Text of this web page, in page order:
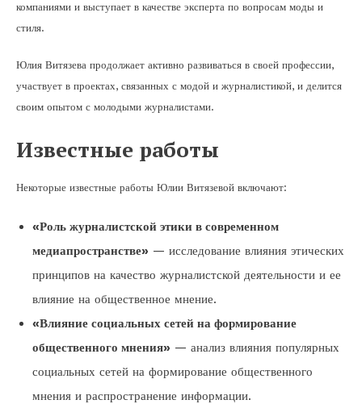
компаниями и выступает в качестве эксперта по вопросам моды и
стиля.
Юлия Витязева продолжает активно развиваться в своей профессии,
участвует в проектах, связанных с модой и журналистикой, и делится
своим опытом с молодыми журналистами.
Известные работы
Некоторые известные работы Юлии Витязевой включают:
«Роль журналистской этики в современном
медиапространстве» — исследование влияния этических
принципов на качество журналистской деятельности и ее
влияние на общественное мнение.
«Влияние социальных сетей на формирование
общественного мнения» — анализ влияния популярных
социальных сетей на формирование общественного
мнения и распространение информации.